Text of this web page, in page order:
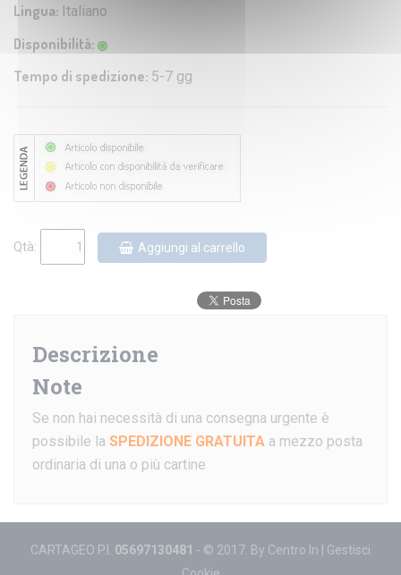
Lingua: Italiano
Disponibilità:
Tempo di spedizione: 5-7 gg
Qtà: Aggiungi al carrello
Descrizione
Note
Se non hai necessità di una consegna urgente è
possibile la SPEDIZIONE GRATUITA a mezzo posta
ordinaria di una o più cartine
CARTAGEO P.I. 05697130481 - © 2017. By Centro In
Gestisci